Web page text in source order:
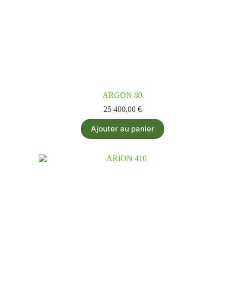
ARGON 80
25 400,00 €
Ajouter au panier